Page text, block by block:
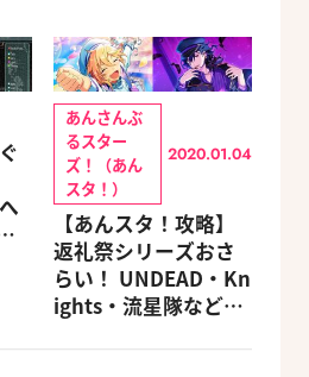
あんさんぶ
るスター
ズ！（あん
スタ！）
2020.01.04
【あんスタ！攻略】
返礼祭シリーズおさ
らい！ UNDEAD・Kn
ights・流星隊など、